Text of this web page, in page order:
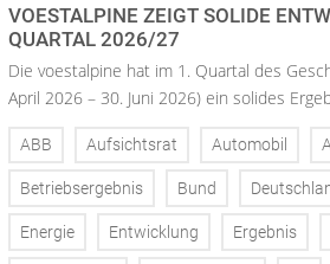
VOESTALPINE ZEIGT SOLIDE
QUARTAL 2026/27
Die voestalpine hat im 1. Quartal des
April 2026 – 30. Juni 2026) ein solides
ABB Aufsichtsrat Automobil
Betriebsergebnis Bund
Energie Entwicklung Ergebnis